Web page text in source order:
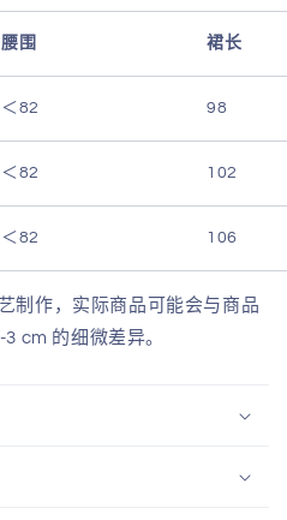
腰围 裙长
＜82 98
＜82 102
＜82 106
制作，实际商品可能会与商品
cm 的细微差异。